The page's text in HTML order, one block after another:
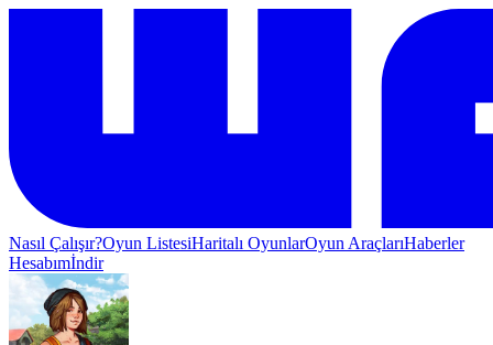
Nasıl Çalışır?Oyun ListesiHaritalı OyunlarOyun AraçlarıHaberler
Hesabımİndir